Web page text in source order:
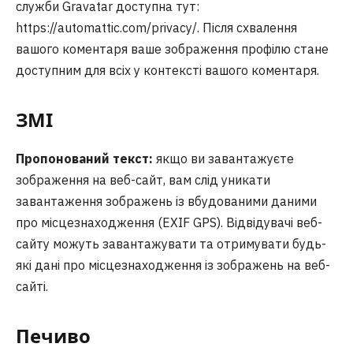
служби Gravatar доступна тут:
https://automattic.com/privacy/. Після схвалення
вашого коментаря ваше зображення профілю стане
доступним для всіх у контексті вашого коментаря.
ЗМІ
Пропонований текст: якщо ви завантажуєте
зображення на веб-сайт, вам слід уникати
завантаження зображень із вбудованими даними
про місцезнаходження (EXIF GPS). Відвідувачі веб-
сайту можуть завантажувати та отримувати будь-
які дані про місцезнаходження із зображень на веб-
сайті.
Печиво